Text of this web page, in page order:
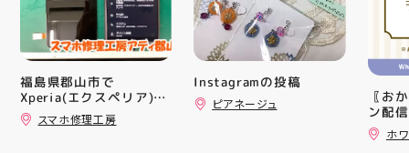
福島県郡山市で
Xperia(エクスペリア)の
画面交換も即日修理対応
😊💪
スマホ修理工房
らのお楽しみ #ラメキラ
中華まん #スクイーズ #
中華まんグッズ #海外ト
レンド #むにゅむにゅ
シル活 新商品入荷
HUBSTORE
Instagramの投稿
ピアネージュ
追加
上さ
トレ
ショ
ンと
備え
ウー
〖お
ン配
ッパ
￥
ホ